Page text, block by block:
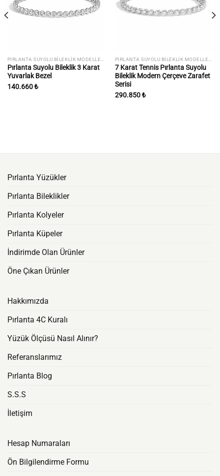
listesine
ekle
Pırlanta Suyolu Bileklik 3 Karat
Yuvarlak Bezel
140.660₺
listesine
ekle
7 Karat Tennis Pırlanta Suyolu
Bileklik Modern Çerçeve Zarafet
Serisi
290.850₺
Pırlanta Yüzükler
Pırlanta Bileklikler
Pırlanta Kolyeler
Pırlanta Küpeler
İndirimde Olan Ürünler
Öne Çıkan Ürünler
Hakkımızda
Pırlanta 4C Kuralı
Yüzük Ölçüsü Nasıl Alınır?
Referanslarımız
Pırlanta Blog
S.S.S
İletişim
Hesap Numaraları
Ön Bilgilendirme Formu